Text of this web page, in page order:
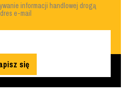
informacji handlowej drogą
e-mail
się